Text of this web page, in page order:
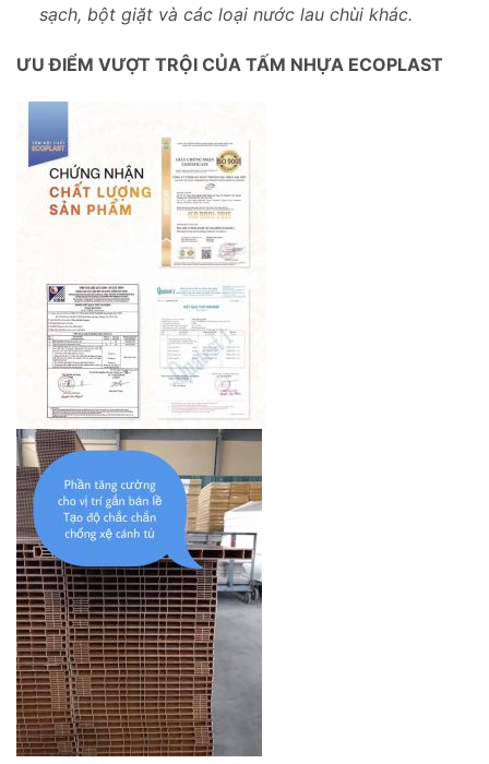
sạch, bột giặt và các loại nước lau chùi khác.
ƯU ĐIỂM VƯỢT TRỘI CỦA TẤM NHỰA ECOPLAST